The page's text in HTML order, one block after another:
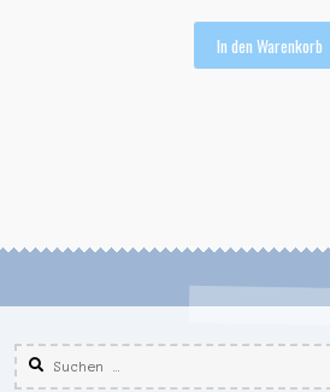
In den Warenkorb
Suchen
nach: